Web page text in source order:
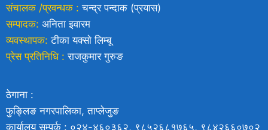
संचालक /प्रवन्धक : चन्द्र पन्दाक (प्रयास)
सम्पादक: अनिता इवारम
व्यवस्थापक: टीका यक्साे लिम्बू
प्रेस प्रतिनिधि : राजकुमार गुरुङ
ठेगाना :
फुङ्लिङ नगरपालिका, ताप्लेजुङ
कार्यालय सम्पर्क : ०२४-४६०३६२, ९८५२६८१७६५, ९८४२६६०७०२